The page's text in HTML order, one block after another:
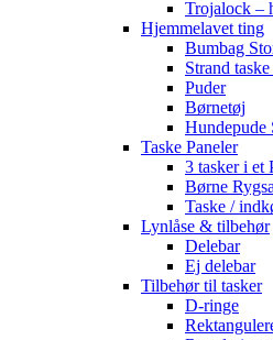
Trojalock –
Hjemmelavet ting
Bumbag
Strand
Puder
Børnetøj
Hundepude
Taske Paneler
3 tasker i et
Børne
Taske /
Lynlåse & tilbehør
Delebar
Ej delebar
Tilbehør til tasker
D-ringe